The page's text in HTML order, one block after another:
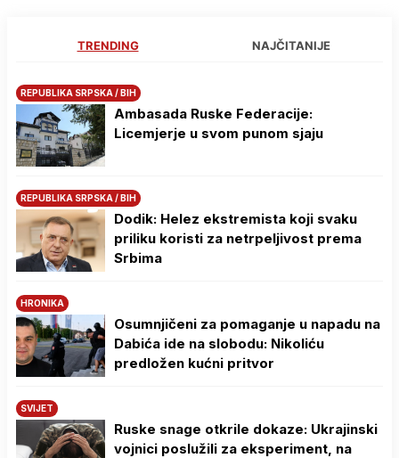
TRENDING NAJČITANIJE
REPUBLIKA SRPSKA / BIH
Ambasada Ruske Federacije:
Licemjerje u svom punom sjaju
REPUBLIKA SRPSKA / BIH
Dodik: Helez ekstremista koji svaku
priliku koristi za netrpeljivost prema
Srbima
HRONIKA
Osumnjičeni za pomaganje u napadu na
Dabića ide na slobodu: Nikoliću
predložen kućni pritvor
SVIJET
Ruske snage otkrile dokaze: Ukrajinski
vojnici poslužili za eksperiment, na